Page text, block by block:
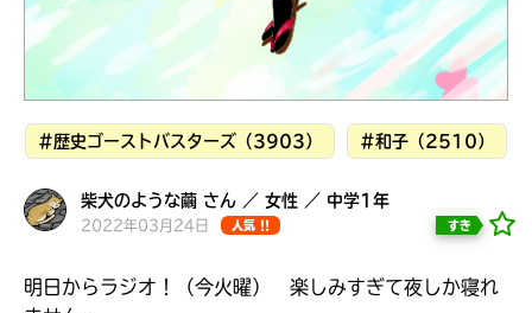
みんなとおしゃべり
#歴史ゴーストバスターズ（3903） #和子（2510）
柴犬のような繭 さん ／ 女性 ／ 中学1年
2022年03月24日 人気 !! すき
明日からラジオ！（今火曜） 楽しみすぎて夜しか寝れ